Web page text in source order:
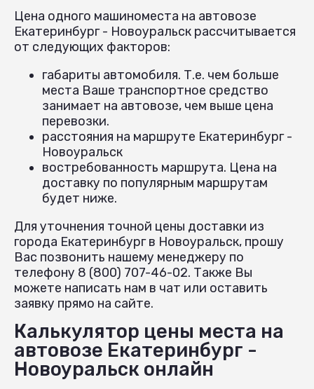
Цена одного машиноместа на автовозе
Екатеринбург - Новоуральск рассчитывается
от следующих факторов:
габариты автомобиля. Т.е. чем больше
места Ваше транспортное средство
занимает на автовозе, чем выше цена
перевозки.
расстояния на маршруте Екатеринбург -
Новоуральск
востребованность маршрута. Цена на
доставку по популярным маршрутам
будет ниже.
Для уточнения точной цены доставки из
города Екатеринбург в Новоуральск, прошу
Вас позвонить нашему менеджеру по
телефону 8 (800) 707-46-02. Также Вы
можете написать нам в чат или оставить
заявку прямо на сайте.
Калькулятор цены места на
автовозе Екатеринбург -
Новоуральск онлайн